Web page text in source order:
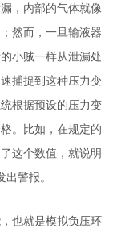
，内部的气体就像
然而，一旦输液器
小贼一样从泄漏处
捕捉到这种压力变
根据预设的压力变
。比如，在规定的
这个数值，就说明
警报。
也就是模拟负压环